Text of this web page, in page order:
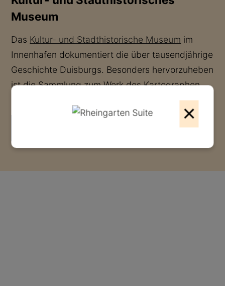
Museum
Das Kultur- und Stadthistorische Museum im
Innenhafen dokumentiert die über tausendjährige
Geschichte Duisburgs. Besonders hervorzuheben
ist die Sammlung zum Werk des Kartographen
×